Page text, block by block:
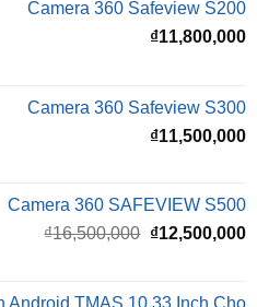
Camera 360 Safeview S300
Camera 360 SAFEVIEW S500
gốc
₫16,500,000.
Android TMAS 10.33 Inch Cho
₫8,000,000